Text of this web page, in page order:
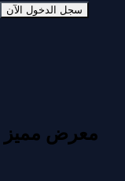
سجل الدخول الآن
معرض مميز